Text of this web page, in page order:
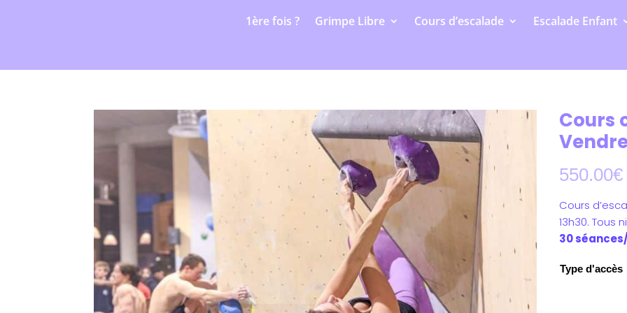
1ère fois ? Grimpe Libre Cours d’escalade Escalade Enfant
Cours
550.00€
Cours
13h30. Tous
30
Type d'accès
COURS COLLECTIFS 2026 - 2027 : les inscriptions sont ouvertes !